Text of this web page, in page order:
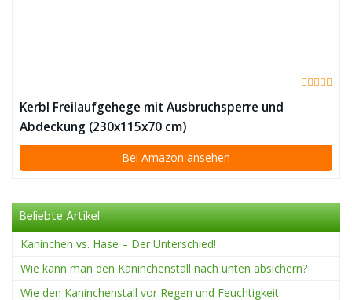
Kerbl Freilaufgehege mit Ausbruchsperre und
Abdeckung (230x115x70 cm)
Bei Amazon ansehen
Beliebte Artikel
Kaninchen vs. Hase – Der Unterschied!
Wie kann man den Kaninchenstall nach unten absichern?
Wie den Kaninchenstall vor Regen und Feuchtigkeit